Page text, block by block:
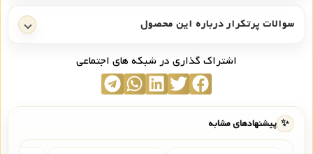
سوالات پرتکرار درباره این محصول
اشتراک گذاری در شبکه های اجتماعی
✨ پیشنهادهای مشابه